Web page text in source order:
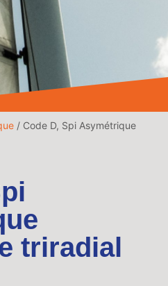
/ Code D, Spi Asymétrique
triradial